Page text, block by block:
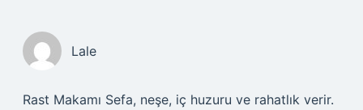
Lale
Rast Makamı Sefa, neşe, iç huzuru ve rahatlık verir.